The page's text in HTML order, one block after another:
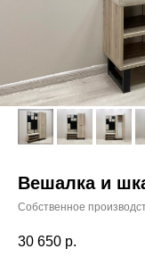
Вешалка и
Собственное
30 650 р.